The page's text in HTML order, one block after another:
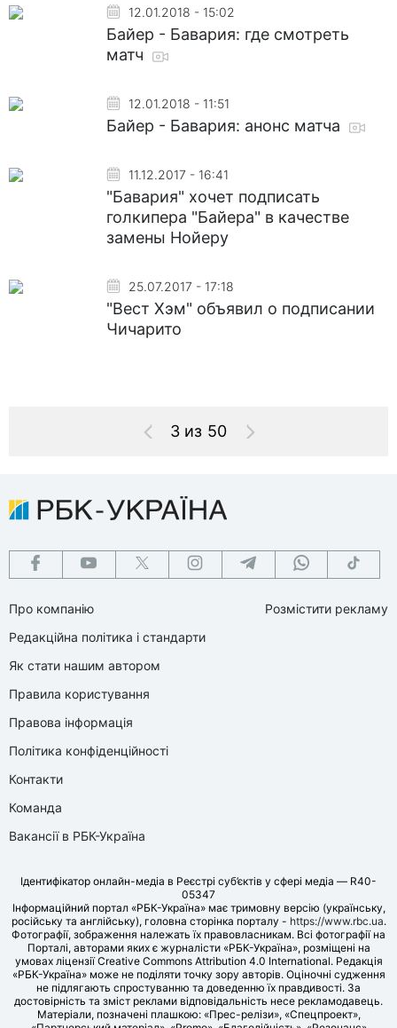
12.01.2018 - 15:02
Байер - Бавария: где смотреть
матч
12.01.2018 - 11:51
Байер - Бавария: анонс матча
11.12.2017 - 16:41
"Бавария" хочет подписать
голкипера "Байера" в качестве
замены Нойеру
25.07.2017 - 17:18
"Вест Хэм" объявил о подписании
Чичарито
3 из 50
Про компанію
Редакційна політика і стандарти
Як стати нашим автором
Правила користування
Правова інформація
Політика конфіденційності
Контакти
Команда
Вакансії в РБК-Україна
Розмістити рекламу
Ідентифікатор онлайн-медіа в Реєстрі суб’єктів у сфері медіа — R40-
05347
Інформаційний портал «РБК-Україна» має тримовну версію (українську,
російську та англійську), головна сторінка порталу - https://www.rbc.ua.
Фотографії, зображення належать їх правовласникам. Всі фотографії на
Порталі, авторами яких є журналісти «РБК-Україна», розміщені на
умовах ліцензії Creative Commons Attribution 4.0 International. Редакція
«РБК-Україна» може не поділяти точку зору авторів. Оціночні судження
не підлягають спростуванню та доведенню їх правдивості. За
достовірність та зміст реклами відповідальність несе рекламодавець.
Матеріали, позначені плашкою: «Прес-релізи», «Спецпроект»,